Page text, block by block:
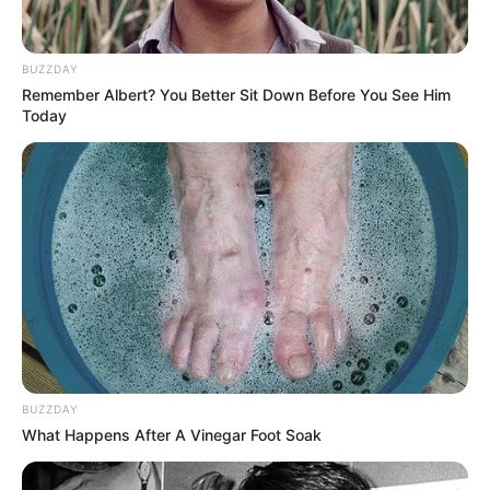
gekauft wird, ist das eine Unterstützung, ohne dass sich
dadurch der Preis ändert.
BUZZDAY
Remember Albert? You Better Sit Down Before You See Him
Today
BUZZDAY
What Happens After A Vinegar Foot Soak